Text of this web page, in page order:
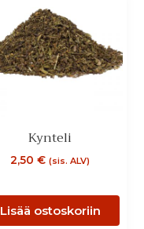
Kynteli
2,50€ (sis. ALV)
Lisää ostoskoriin